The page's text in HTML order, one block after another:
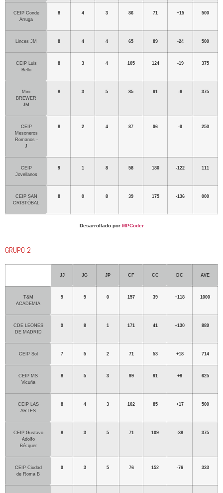
CEIP Conde
Arruga
8 4 3 86 71 +15 500
Linces JM 8 4 4 65 89 -24 500
CEIP Luis
Bello
8 3 4 105 124 -19 375
Mini
BREWER
JM
8 3 5 85 91 -6 375
CEIP
Mesoneros
Romanos -
J
8 2 4 87 96 -9 250
CEIP
Jovellanos
9 1 8 58 180 -122 111
CEIP SAN
CRISTÓBAL
8 0 8 39 175 -136 000
Desarrollado por MPCoder
GRUPO 2
JJ JG JP CF CC DC AVE
T&M
ACADEMIA
9 9 0 157 39 +118 1000
CDE LEONES
DE MADRID
9 8 1 171 41 +130 889
CEIP Sol 7 5 2 71 53 +18 714
CEIP MS
Vicuña
8 5 3 99 91 +8 625
CEIP LAS
ARTES
8 4 3 102 85 +17 500
CEIP Gustavo
Adolfo
Bécquer
8 3 5 71 109 -38 375
CEIP Ciudad
de Roma B
9 3 5 76 152 -76 333